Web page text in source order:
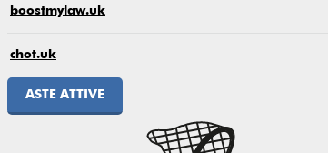
boostmylaw.uk
chot.uk
ASTE ATTIVE